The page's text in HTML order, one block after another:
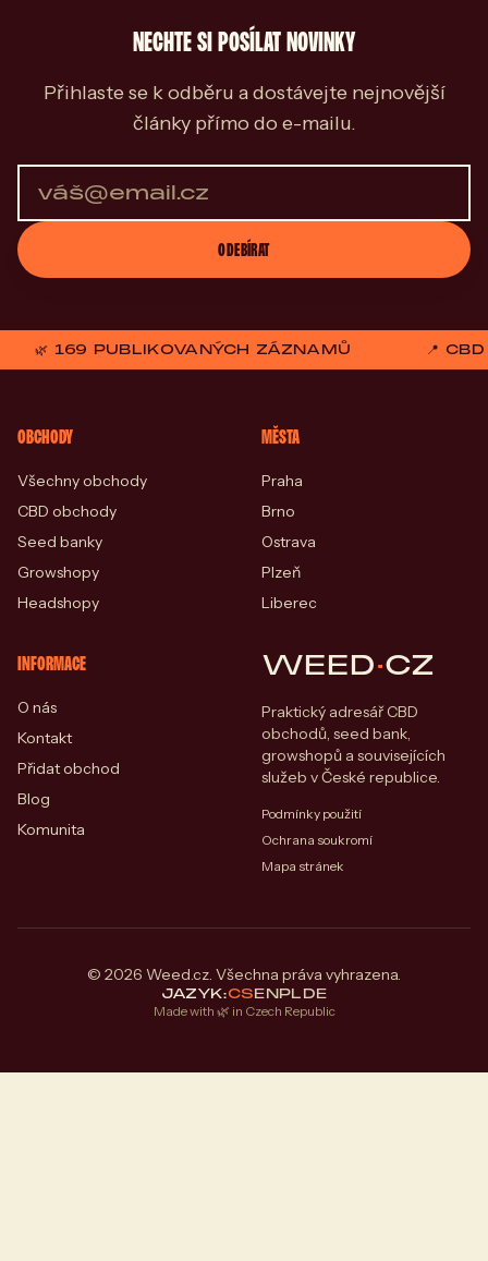
NECHTE SI POSÍLAT NOVINKY
Přihlaste se k odběru a dostávejte nejnovější
články přímo do e-mailu.
ODEBÍRAT
🌿 169 PUBLIKOVANÝCH ZÁZNAMŮ 📍
OBCHODY
Všechny obchody
CBD obchody
Seed banky
Growshopy
Headshopy
MĚSTA
Praha
Brno
Ostrava
Plzeň
Liberec
INFORMACE
O nás
Kontakt
Přidat obchod
Blog
Komunita
WEED·CZ
Praktický adresář CBD
obchodů, seed bank,
growshopů a souvisejících
služeb v České republice.
Podmínky použití
Ochrana soukromí
Mapa stránek
© 2026 Weed.cz. Všechna práva vyhrazena.
JAZYK:CSENPLDE
Made with 🌿 in Czech Republic